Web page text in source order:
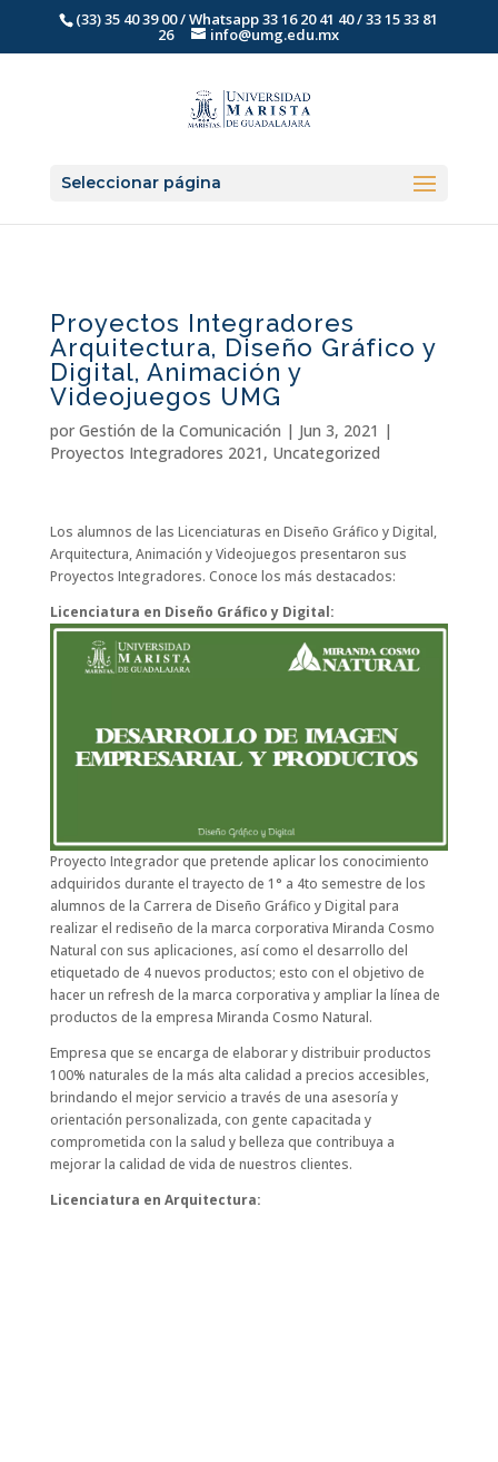
(33) 35 40 39 00 / Whatsapp 33 16 20 41 40 / 33 15 33 81
26 info@umg.edu.mx
Seleccionar página
Proyectos Integradores
Arquitectura, Diseño Gráfico y
Digital, Animación y
Videojuegos UMG
por Gestión de la Comunicación | Jun 3, 2021 |
Proyectos Integradores 2021 , Uncategorized
Los alumnos de las Licenciaturas en Diseño Gráfico y Digital,
Arquitectura, Animación y Videojuegos presentaron sus
Proyectos Integradores. Conoce los más destacados:
Licenciatura en Diseño Gráfico y Digital:
Proyecto Integrador que pretende aplicar los conocimiento
adquiridos durante el trayecto de 1° a 4to semestre de los
alumnos de la Carrera de Diseño Gráfico y Digital para
realizar el rediseño de la marca corporativa Miranda Cosmo
Natural con sus aplicaciones, así como el desarrollo del
etiquetado de 4 nuevos productos; esto con el objetivo de
hacer un refresh de la marca corporativa y ampliar la línea de
productos de la empresa Miranda Cosmo Natural.
Empresa que se encarga de elaborar y distribuir productos
100% naturales de la más alta calidad a precios accesibles,
brindando el mejor servicio a través de una asesoría y
orientación personalizada, con gente capacitada y
comprometida con la salud y belleza que contribuya a
mejorar la calidad de vida de nuestros clientes.
Licenciatura en Arquitectura: